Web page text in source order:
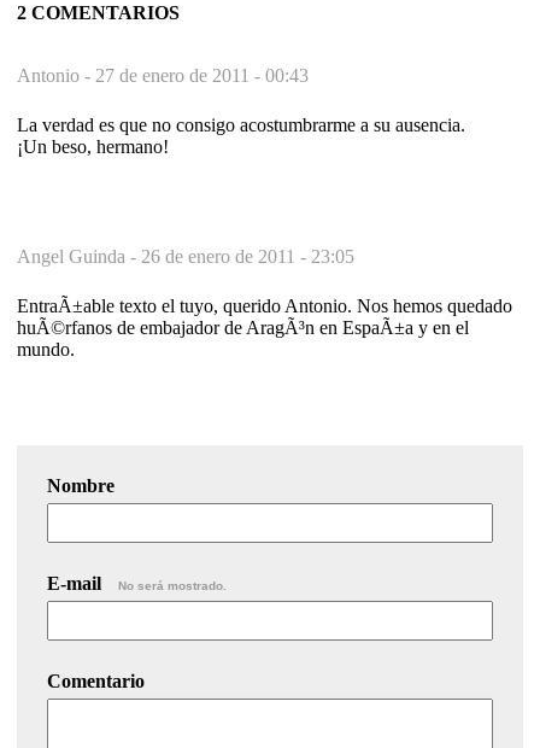
2 COMENTARIOS
Antonio - 27 de enero de 2011 - 00:43
La verdad es que no consigo acostumbrarme a su ausencia.
¡Un beso, hermano!
Angel Guinda - 26 de enero de 2011 - 23:05
EntraÃ±able texto el tuyo, querido Antonio. Nos hemos quedado
huÃ©rfanos de embajador de AragÃ³n en EspaÃ±a y en el
mundo.
Nombre
E-mail No será mostrado.
Comentario